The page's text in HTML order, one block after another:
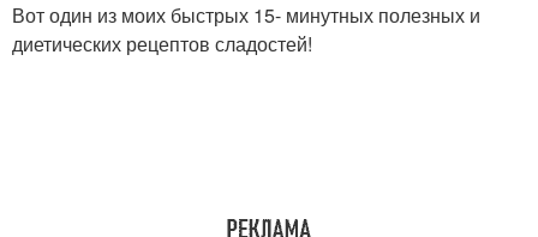
Вот один из моих быстрых 15- минутных полезных и
диетических рецептов сладостей!